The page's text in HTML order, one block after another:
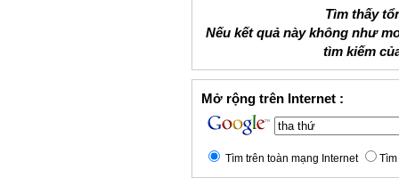
Tìm thấy
Nếu kết quả này không như
tìm kiếm
Mở rộng trên Internet :
Tìm trên toàn mạng Internet